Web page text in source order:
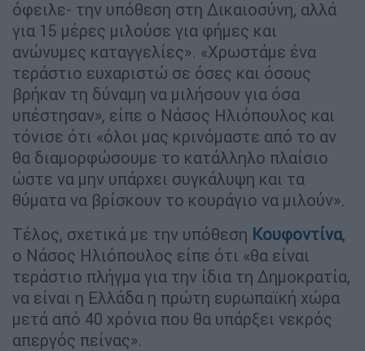
όφειλε- την υπόθεση στη Δικαιοσύνη, αλλά
για 15 μέρες μιλούσε για φήμες και
ανώνυμες καταγγελίες». «Χρωστάμε ένα
τεράστιο ευχαριστώ σε όσες και όσους
βρήκαν τη δύναμη να μιλήσουν για όσα
υπέστησαν», είπε ο Νάσος Ηλιόπουλος και
τόνισε ότι «όλοι μας κρινόμαστε από το αν
θα διαμορφώσουμε το κατάλληλο πλαίσιο
ώστε να μην υπάρχει συγκάλυψη και τα
θύματα να βρίσκουν το κουράγιο να μιλούν».
Τέλος, σχετικά με την υπόθεση Κουφοντίνα,
ο Νάσος Ηλιόπουλος είπε ότι «θα είναι
τεράστιο πλήγμα για την ίδια τη Δημοκρατία,
να είναι η Ελλάδα η πρώτη ευρωπαϊκή χώρα
μετά από 40 χρόνια που θα υπάρξει νεκρός
απεργός πείνας».